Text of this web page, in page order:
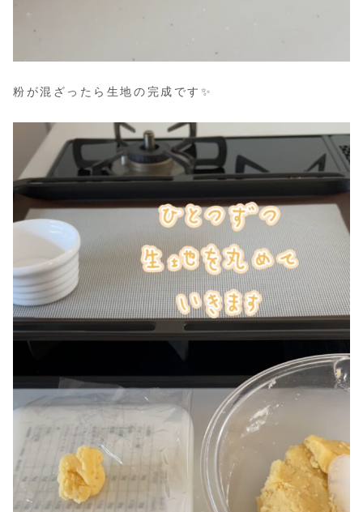
粉が混ざったら生地の完成です✨